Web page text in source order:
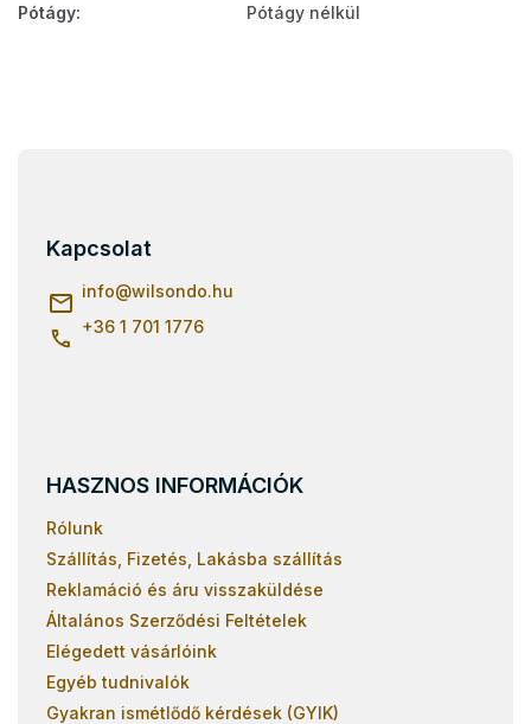
Pótágy: Pótágy nélkül
Kapcsolat
info@wilsondo.hu
+36 1 701 1776
HASZNOS INFORMÁCIÓK
Rólunk
Szállítás, Fizetés, Lakásba szállítás
Reklamáció és áru visszaküldése
Általános Szerződési Feltételek
Elégedett vásárlóink
Egyéb tudnivalók
Gyakran ismétlődő kérdések (GYIK)